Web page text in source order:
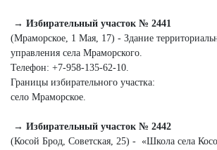
→ Избирательный участок № 2441
(Мраморское, 1 Мая, 17) - Здание
управления села Мраморского.
Телефон: +7‑958‑135‑62‑10.
Границы избирательного участка:
село Мраморское.
→ Избирательный участок № 2442
(Косой Брод, Советская, 25) - «Школа села